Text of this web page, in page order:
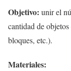
Objetivo: unir el
cantidad de
bloques, etc.).
Materiales: